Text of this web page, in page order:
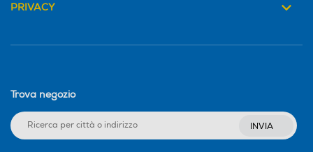
PRIVACY
Trova negozio
INVIA